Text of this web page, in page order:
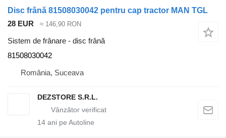
Disc frână 81508030042 pentru cap tractor MAN TGL
28 EUR
≈ 146,90 RON
Sistem de frânare - disc frână
81508030042
România, Suceava
DEZSTORE S.R.L.
14 ani pe Autoline